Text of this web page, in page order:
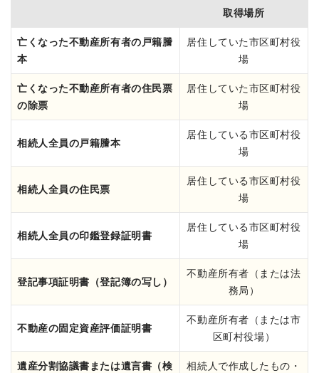
取得場所
亡くなった不動産所有者の戸籍謄
本
居住していた市区町村役
場
亡くなった不動産所有者の住民票
の除票
居住していた市区町村役
場
相続人全員の戸籍謄本
居住している市区町村役
場
相続人全員の住民票
居住している市区町村役
場
相続人全員の印鑑登録証明書
居住している市区町村役
場
登記事項証明書（登記簿の写し）
不動産所有者（または法
務局）
不動産の固定資産評価証明書
不動産所有者（または市
区町村役場）
遺産分割協議書または遺言書（検
相続人で作成したもの・